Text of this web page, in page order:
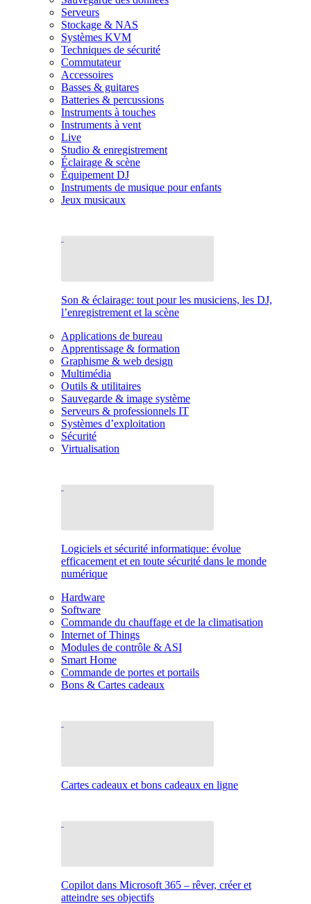
Serveurs
Stockage & NAS
Systèmes KVM
Techniques de sécurité
Commutateur
Accessoires
Basses & guitares
Batteries & percussions
Instruments à touches
Instruments à vent
Live
Studio & enregistrement
Éclairage & scène
Équipement DJ
Instruments de musique pour enfants
Jeux musicaux
Son & éclairage: tout pour les musiciens, les DJ,
l’enregistrement et la scène
Applications de bureau
Apprentissage & formation
Graphisme & web design
Multimédia
Outils & utilitaires
Sauvegarde & image système
Serveurs & professionnels IT
Systèmes d’exploitation
Sécurité
Virtualisation
Logiciels et sécurité informatique: évolue
efficacement et en toute sécurité dans le monde
numérique
Hardware
Software
Commande du chauffage et de la climatisation
Internet of Things
Modules de contrôle & ASI
Smart Home
Commande de portes et portails
Bons & Cartes cadeaux
Cartes cadeaux et bons cadeaux en ligne
Copilot dans Microsoft 365 – rêver, créer et
atteindre ses objectifs